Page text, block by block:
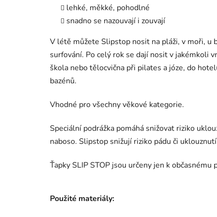
lehké, měkké, pohodlné
snadno se nazouvají i zouvají
V létě můžete Slipstop nosit na pláži, v moři, u
surfování. Po celý rok se dají nosit v jakémkoli
škola nebo tělocvična při pilates a józe, do
bazénů.
Vhodné pro všechny věkové kategorie.
Speciální podrážka pomáhá snižovat riziko
naboso. Slipstop snižují riziko pádu či
Ťapky SLIP STOP jsou určeny jen k
Použité materiály: